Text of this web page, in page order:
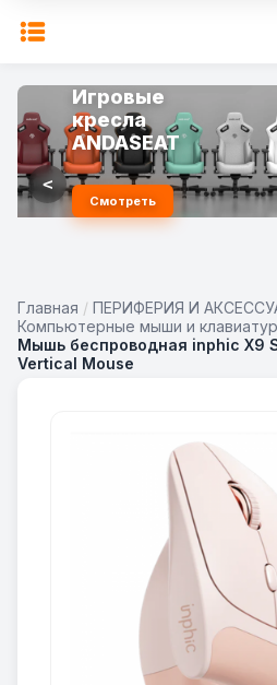
Игровые
кресла
ANDASEAT
Смотреть
<
Главная / ПЕРИФЕРИЯ И
Компьютерные мыши и
Мышь беспроводная inphic X9
Vertical Mouse